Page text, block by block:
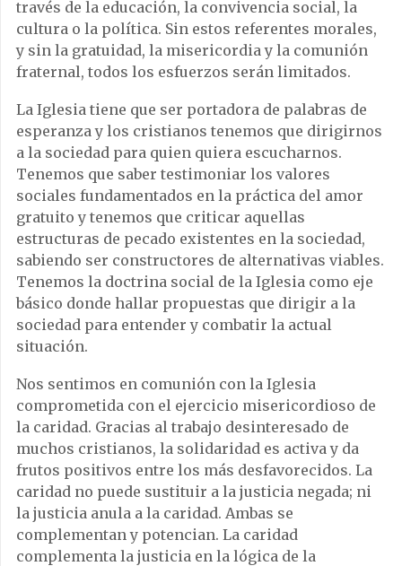
través de la educación, la convivencia social, la
cultura o la política. Sin estos referentes morales,
y sin la gratuidad, la misericordia y la comunión
fraternal, todos los esfuerzos serán limitados.
La Iglesia tiene que ser portadora de palabras de
esperanza y los cristianos tenemos que dirigirnos
a la sociedad para quien quiera escucharnos.
Tenemos que saber testimoniar los valores
sociales fundamentados en la práctica del amor
gratuito y tenemos que criticar aquellas
estructuras de pecado existentes en la sociedad,
sabiendo ser constructores de alternativas viables.
Tenemos la doctrina social de la Iglesia como eje
básico donde hallar propuestas que dirigir a la
sociedad para entender y combatir la actual
situación.
Nos sentimos en comunión con la Iglesia
comprometida con el ejercicio misericordioso de
la caridad. Gracias al trabajo desinteresado de
muchos cristianos, la solidaridad es activa y da
frutos positivos entre los más desfavorecidos. La
caridad no puede sustituir a la justicia negada; ni
la justicia anula a la caridad. Ambas se
complementan y potencian. La caridad
complementa la justicia en la lógica de la